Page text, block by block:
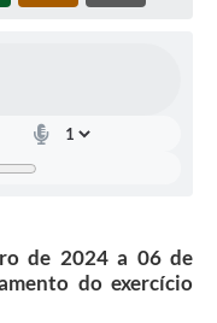
de 2024 a 06 de
do exercício